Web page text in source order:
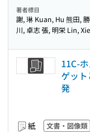
著者標目
謝, 琳 Kuan, Hu 熊田,
川, 卓志 張, 明栄 Lin,
11C-
ゲッ
発
紙 文書・図像類